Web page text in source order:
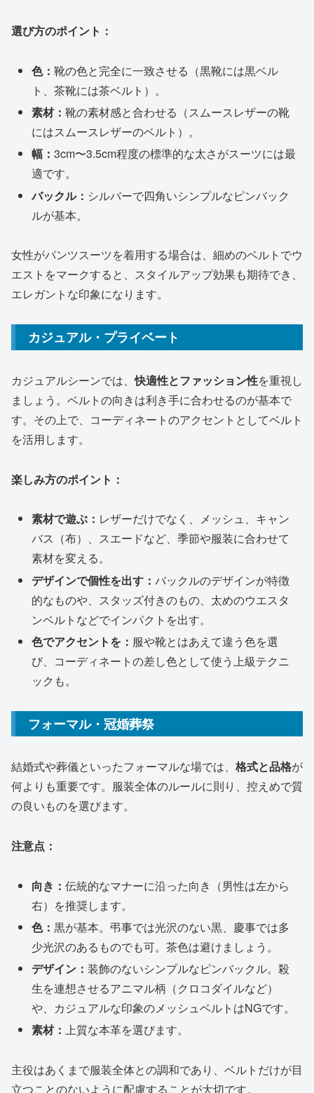
選び方のポイント：
色：靴の色と完全に一致させる（黒靴には黒ベル
ト、茶靴には茶ベルト）。
素材：靴の素材感と合わせる（スムースレザーの靴
にはスムースレザーのベルト）。
幅：3cm〜3.5cm程度の標準的な太さがスーツには最
適です。
バックル： シルバーで四角いシンプルなピンバック
ルが基本。
女性がパンツスーツを着用する場合は、細めのベルトでウ
エストをマークすると、スタイルアップ効果も期待でき、
エレガントな印象になります。
カジュアル・プライベート
カジュアルシーンでは、快適性とファッション性を重視し
ましょう。ベルトの向きは利き手に合わせるのが基本で
す。その上で、コーディネートのアクセントとしてベルト
を活用します。
楽しみ方のポイント：
素材で遊ぶ： レザーだけでなく、メッシュ、キャン
バス（布）、スエードなど、季節や服装に合わせて
素材を変える。
デザインで個性を出す：バックルのデザインが特徴
的なものや、スタッズ付きのもの、太めのウエスタ
ンベルトなどでインパクトを出す。
色でアクセントを： 服や靴とはあえて違う色を選
び、コーディネートの差し色として使う上級テクニ
ックも。
フォーマル・冠婚葬祭
結婚式や葬儀といったフォーマルな場では、 格式と品格が
何よりも重要です。服装全体のルールに則り、控えめで質
の良いものを選びます。
注意点：
向き：伝統的なマナーに沿った向き（男性は左から
右）を推奨します。
色：黒が基本。弔事では光沢のない黒、慶事では多
少光沢のあるものでも可。茶色は避けましょう。
デザイン：装飾のないシンプルなピンバックル。殺
生を連想させるアニマル柄（クロコダイルなど）
や、カジュアルな印象のメッシュベルトはNGです。
素材：上質な本革を選びます。
主役はあくまで服装全体との調和であり、ベルトだけが目
立つことのないように配慮することが大切です。